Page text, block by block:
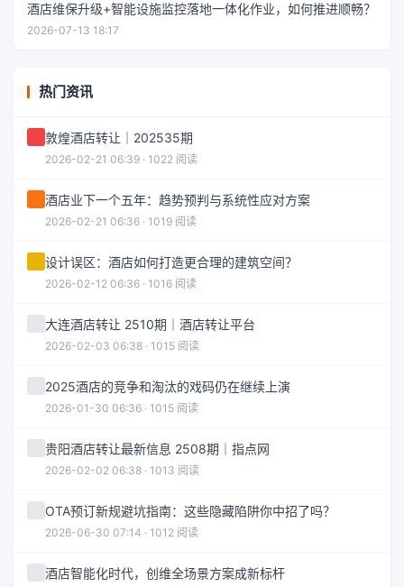
酒店维保升级+智能设施监控落地一体化作业，如何推进顺畅？
2026-07-13 18:17
热门资讯
敦煌酒店转让｜202535期
2026-02-21 06:39 · 1022 阅读
酒店业下一个五年：趋势预判与系统性应对方案
2026-02-21 06:36 · 1019 阅读
设计误区：酒店如何打造更合理的建筑空间？
2026-02-12 06:36 · 1016 阅读
大连酒店转让 2510期｜酒店转让平台
2026-02-03 06:38 · 1015 阅读
2025酒店的竞争和淘汰的戏码仍在继续上演
2026-01-30 06:36 · 1015 阅读
贵阳酒店转让最新信息 2508期｜指点网
2026-02-02 06:38 · 1013 阅读
OTA预订新规避坑指南：这些隐藏陷阱你中招了吗？
2026-06-30 07:14 · 1012 阅读
酒店智能化时代，创维全场景方案成新标杆